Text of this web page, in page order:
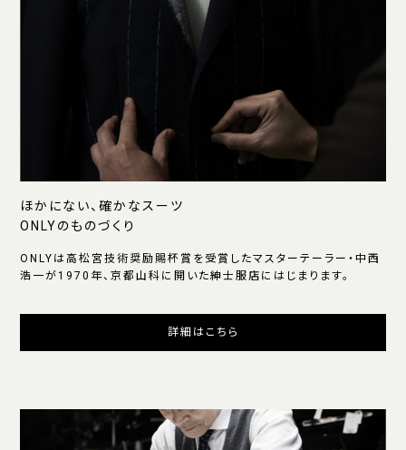
ほかにない、確かなスーツ
ONLYのものづくり
ONLYは高松宮技術奨励賜杯賞を受賞したマスターテーラー・中西
浩一が1970年、京都山科に開いた紳士服店にはじまります。
詳細はこちら